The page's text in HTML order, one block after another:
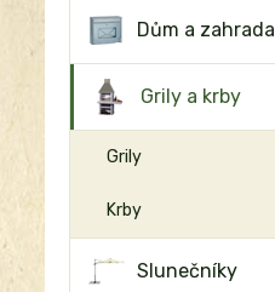
Dům a zahrada
Grily a krby
Grily
Krby
Slunečníky